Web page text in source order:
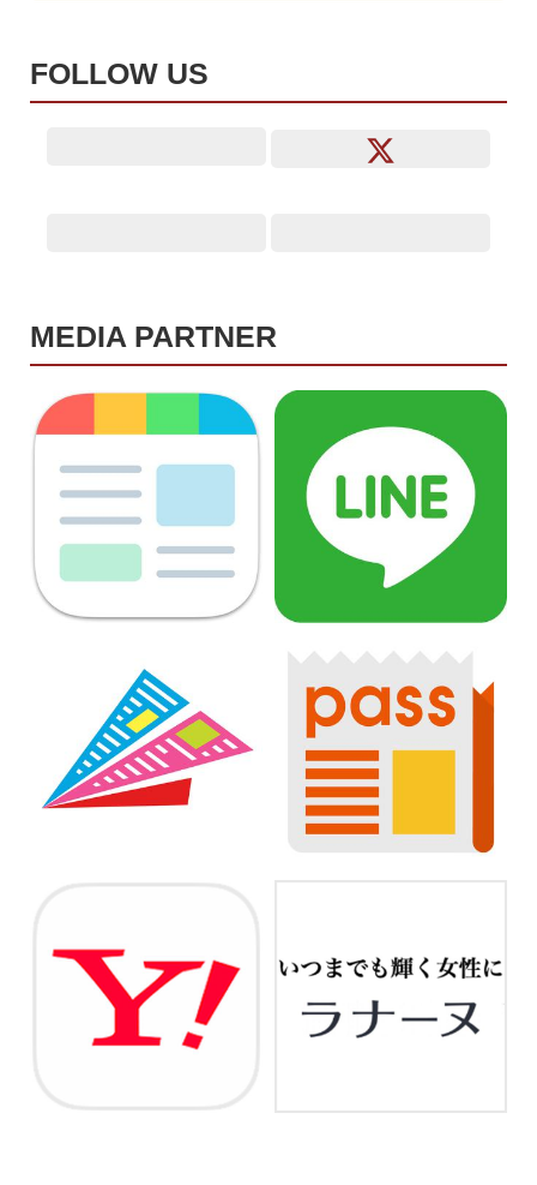
FOLLOW US
MEDIA PARTNER